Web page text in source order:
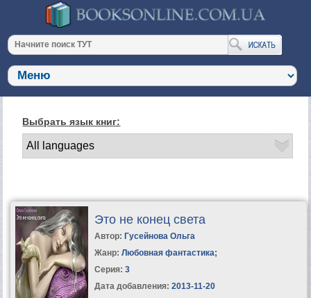
Выбрать язык книг:
Это не конец света
Автор: Гусейнова Ольга
Жанр: Любовная фантастика;
Серия: 3
Дата добавления: 2013-11-20